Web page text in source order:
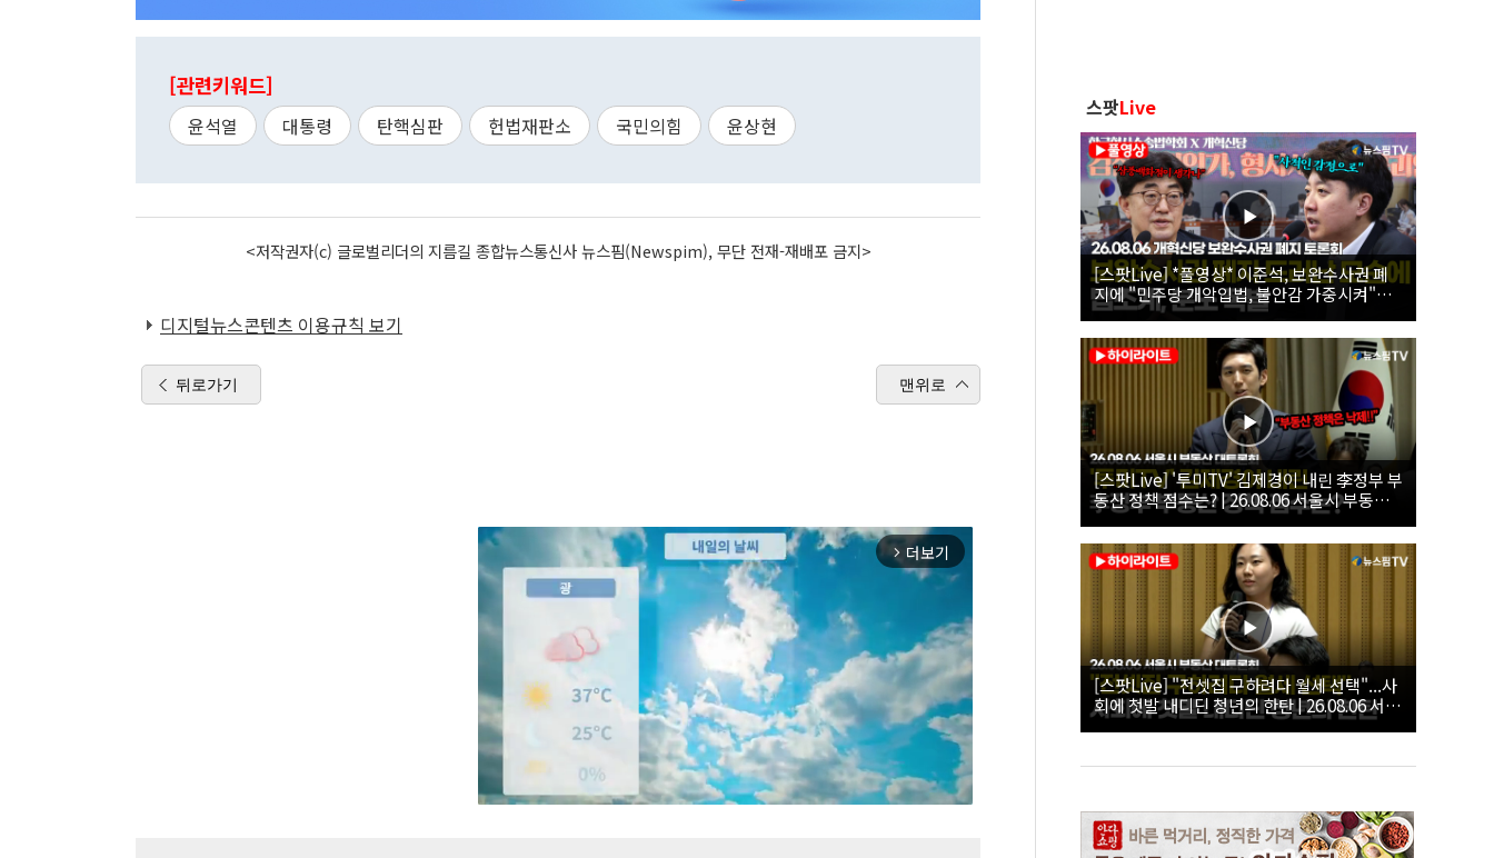
[관련키워드]
윤석열 대통령 탄핵심판 헌법재판소 국민의힘 윤상현
<저작권자(c) 글로벌리더의 지름길 종합뉴스통신사 뉴스핌(Newspim), 무단 전재-재배포 금지>
디지털뉴스콘텐츠 이용규칙 보기
뒤로가기 맨위로
arrow_forward_ios 더보기
스팟Live
[스팟Live] *풀영상* 이준석, 보완수사권 폐
지에 "민주당 개악입법, 불안감 가중시켜"｜
26.08.06 개혁신당 보완수사권 폐지 토론회
[스팟Live] '투미TV' 김제경이 내린 李정부 부
동산 정책 점수는? | 26.08.06 서울시 부동산
대토론회
[스팟Live] "전셋집 구하려다 월세 선택"...사
회에 첫발 내디딘 청년의 한탄 | 26.08.06 서울
시 부동산 대토론회